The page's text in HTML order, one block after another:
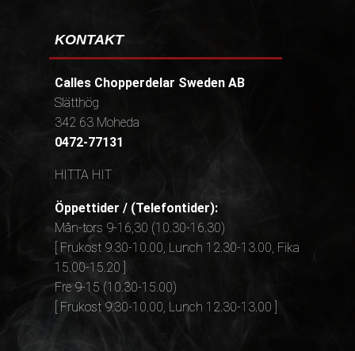
KONTAKT
Calles Chopperdelar Sweden AB
Slätthög
342 63 Moheda
0472-77131
HITTA HIT
Öppettider / (Telefontider):
Mån-tors 9-16,30 (10.30-16.30)
[ Frukost 9.30-10.00, Lunch 12.30-13.00, Fika
15.00-15.20 ]
Fre 9-15 (10.30-15.00)
[ Frukost 9.30-10.00, Lunch 12.30-13.00 ]